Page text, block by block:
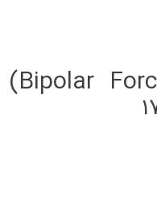
پنس بای‌پولار (Bipolar Forceps)